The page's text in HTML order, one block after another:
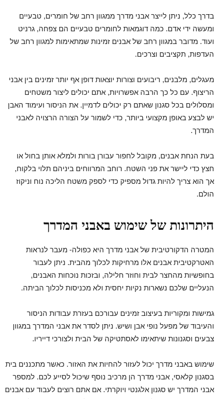
בדרך כלל, ניתן לייצר אבני מדרך ממגוון רחב של חומרים, טבעיים
ומעשה ידי אדם. כמה דוגמאות לחומרים טבעיים הם צפחה, גרניט
ועוד. מדובר במגוון רחב של אבנים זמינות שמתאימות למגוון רחב של
העדפות, תקציבים וצרכים.
מעגלים, מלבנים, ריבועים וצורות יוצאות דופן אף יותר זמינים בין אבני
הריצוף. עם כל כך הרבה אפשרויות, אתם יכולים ליצור משטחים
ומסלולים בכל סגנון שאתם רק יכולים לדמיין. את הניסור ועימוד האבן
יש לבצע באופן מקצועי ביותר, כדי לשמור על הצורה הרצויה לאבני
המדרך.
בעת הנחת אבנים, מקובל לחפור עבורן בורות ולמלא אותן בחול או
חצץ כדי ליישר את פני השטח. רוחב המרווחים ביניהם תלוי בלקוח,
אך הוא צריך להיות גדול מספיק כדי לספק משטח הליכה נוח וניקוז
הולם.
היתרונות של שימוש באבני המדרך
המטרה הדקורטיבית של אבני מדרך היא כפולה- מעבר לנראות
האטרקטיבית אבנים אלו מרחיקות לכלוך מהבית. ניתן לעבור
בחופשיות מהחצר לבית וחוזר חלילה, ובזכות נוכחות האבנים,
הנעליים שלכם נשארות נקיות יחסית ולא מכניסות לכלוך הביתה.
גמישות ומקוריות בעיצוב זמינים עבורכם בעזרת עבודות הניסור
והעיבוד של מפעל נופי אבן ושיש. ניתן לסדר את אבני המדרך במגוון
צבעים וסגנונות שיתאימו לאסתטיקה של הבית ולצורכי דייריו.
שימוש באבני מדרך יכול לעזור להחיות את האזור. כאשר מתכננים בית
בסגנון קלאסי, אבני מדרך הן מרכיב נוסף שיכול לסייע לכם. למספר
אבני המדרך יש סגנון אלגנטי ויוקרתי. אם אתם רוצים לעבוד עם אבנים